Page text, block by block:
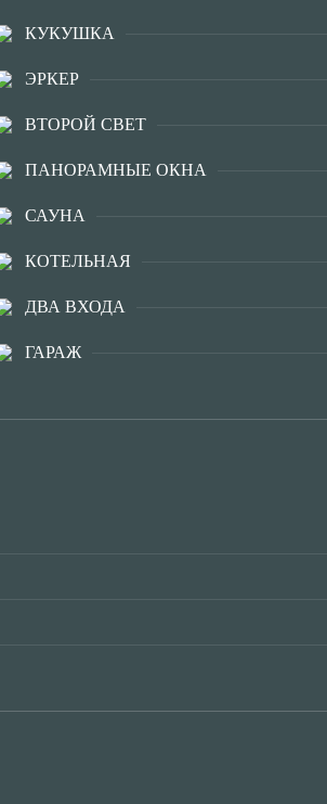
КУКУШКА
ЭРКЕР
ВТОРОЙ СВЕТ
ПАНОРАМНЫЕ ОКНА
САУНА
КОТЕЛЬНАЯ
ДВА ВХОДА
ГАРАЖ